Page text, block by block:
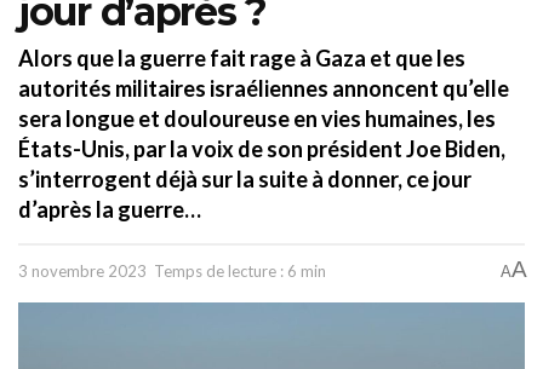
jour d’après ?
Alors que la guerre fait rage à Gaza et que les
autorités militaires israéliennes annoncent qu’elle
sera longue et douloureuse en vies humaines, les
États-Unis, par la voix de son président Joe Biden,
s’interrogent déjà sur la suite à donner, ce jour
d’après la guerre…
3 novembre 2023 Temps de lecture : 6 min AA